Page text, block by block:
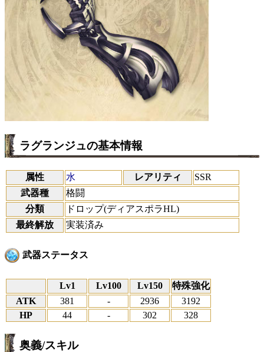
ラグランジュの基本情報
属性 水 レアリティ
SSR
武器種
格闘
分類
ドロップ(ディアスポラHL)
最終解放
実装済み
武器ステータス
Lv1 Lv100 Lv150
特殊強化
ATK
381 - 2936
3192
HP
44 - 302 328
奥義/スキル